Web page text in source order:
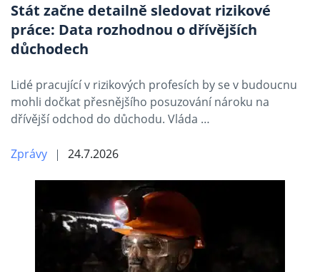
Stát začne detailně sledovat rizikové
práce: Data rozhodnou o dřívějších
důchodech
Lidé pracující v rizikových profesích by se v budoucnu
mohli dočkat přesnějšího posuzování nároku na
dřívější odchod do důchodu. Vláda …
Zprávy 24.7.2026